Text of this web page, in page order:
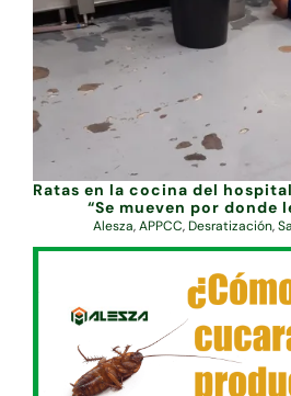
Ratas en la cocina del
“Se mueven por donde
Alesza,APPCC,Desratización,